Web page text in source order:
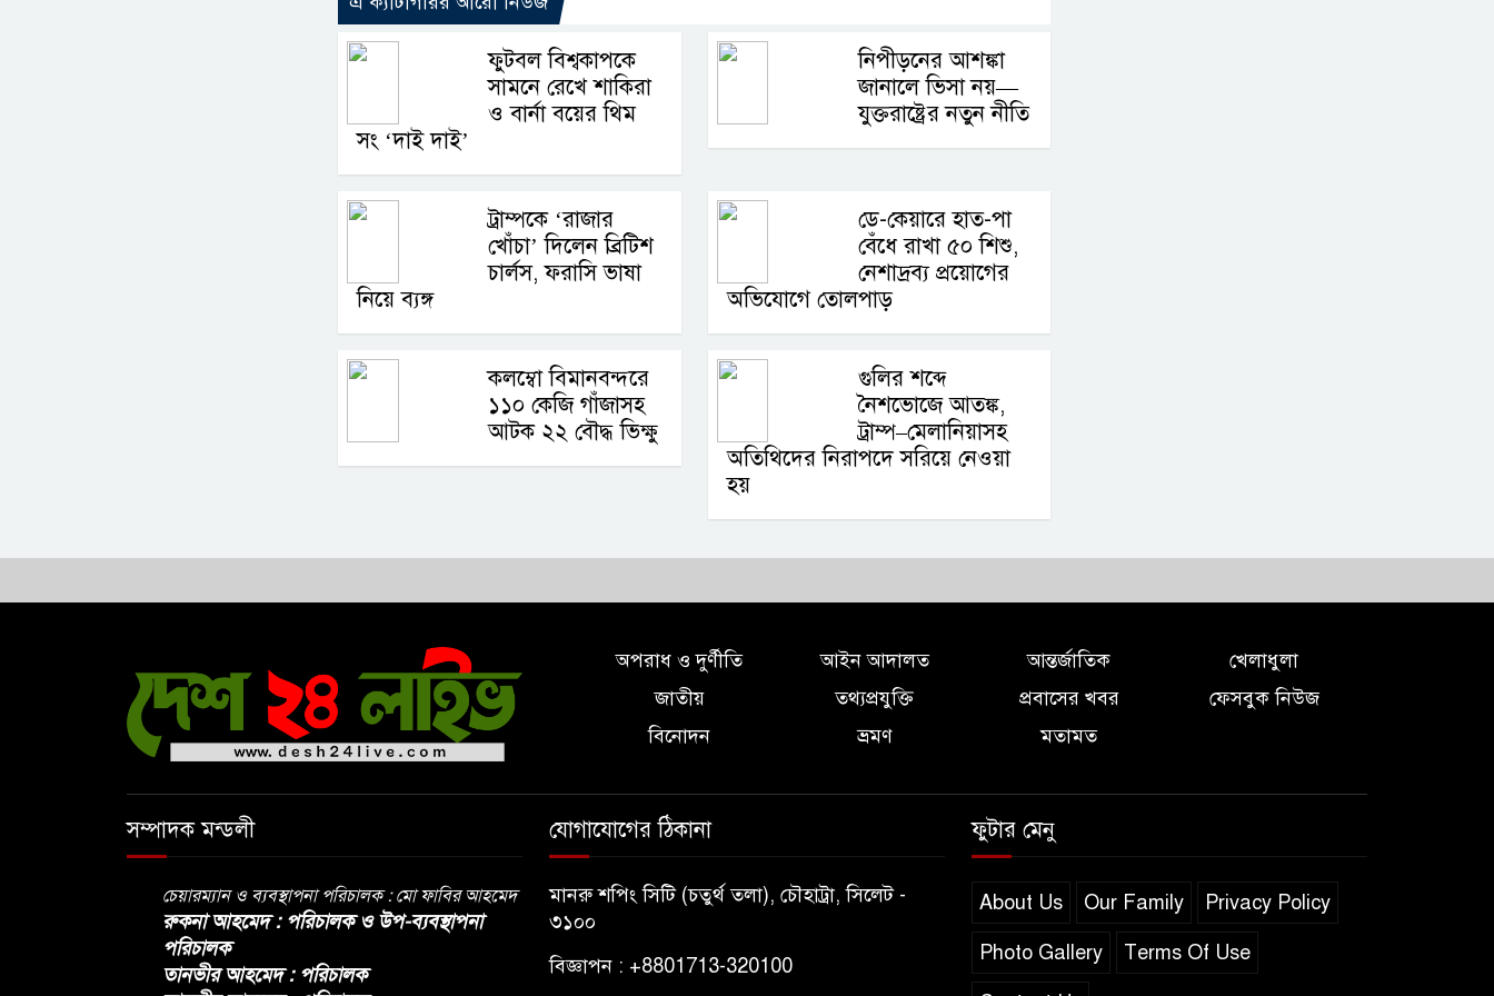
ফুটবল বিশ্বকাপকে
সামনে রেখে শাকিরা
ও বার্না বয়ের থিম
সং ‘দাই দাই’
নিপীড়নের আশঙ্কা
জানালে ভিসা নয়—
যুক্তরাষ্ট্রের নতুন নীতি
ট্রাম্পকে ‘রাজার
খোঁচা’ দিলেন ব্রিটিশ
চার্লস, ফরাসি ভাষা
নিয়ে ব্যঙ্গ
ডে-কেয়ারে হাত-পা
বেঁধে রাখা ৫০ শিশু,
নেশাদ্রব্য প্রয়োগের
অভিযোগে তোলপাড়
কলম্বো বিমানবন্দরে
১১০ কেজি গাঁজাসহ
আটক ২২ বৌদ্ধ ভিক্ষু
গুলির শব্দে
নৈশভোজে আতঙ্ক,
ট্রাম্প–মেলানিয়াসহ
অতিথিদের নিরাপদে সরিয়ে নেওয়া
হয়
অপরাধ ও দুর্ণীতি আইন আদালত আন্তর্জাতিক
খেলাধুলা
জাতীয়
তথ্যপ্রযুক্তি প্রবাসের খবর
ফেসবুক নিউজ
বিনোদন
ভ্রমণ মতামত
সম্পাদক মন্ডলী
চেয়ারম্যান ও ব্যবস্থাপনা পরিচালক : মো ফাবির আহমেদ
রুকনা আহমেদ : পরিচালক ও উপ-ব্যবস্থাপনা
পরিচালক
তানভীর আহমেদ : পরিচালক
যোগাযোগের ঠিকানা
মানরু শপিং সিটি (চতুর্থ তলা), চৌহাট্রা, সিলেট -
৩১০০
বিজ্ঞাপন : +8801713-320100
ফুটার মেনু
About Us Our Family Privacy Policy
Photo Gallery Terms Of Use